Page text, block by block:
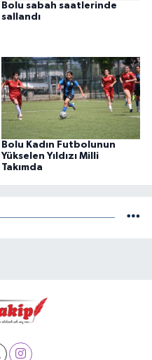
Bolu sabah saatlerinde
sallandı
Bolu Kadın Futbolunun
Yükselen Yıldızı Milli
Takımda